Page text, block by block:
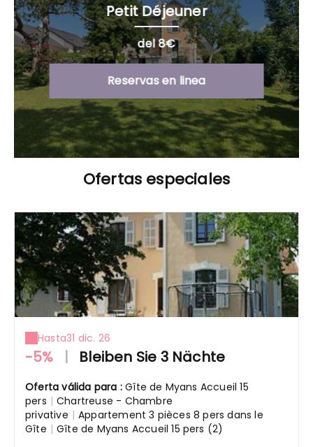
Petit Déjeuner
del 8€
Reservas en linea
Ofertas especiales
Hasta31 dic. 26
-5% | Bleiben Sie 3 Nächte
Oferta válida para :Gîte de Myans Accueil 15
pers | Chartreuse - Chambre
privative | Appartement 3 pièces 8 pers dans le
Gîte | Gîte de Myans Accueil 15 pers (2)